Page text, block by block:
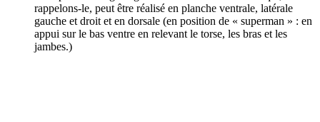
rappelons-le, peut être réalisé en planche ventrale, latérale
gauche et droit et en dorsale (en position de « superman » : en
appui sur le bas ventre en relevant le torse, les bras et les
jambes.)